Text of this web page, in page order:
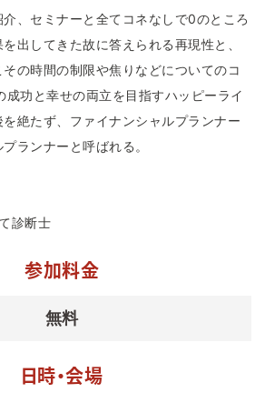
、セミナーと全てコネなしで0のところ
出してきた故に答えられる再現性と、
の時間の制限や焦りなどについてのコ
成功と幸せの両立を目指すハッピーライ
絶たず、ファイナンシャルプランナー
ランナーと呼ばれる。
診断士
参加料金
無料
日時・会場